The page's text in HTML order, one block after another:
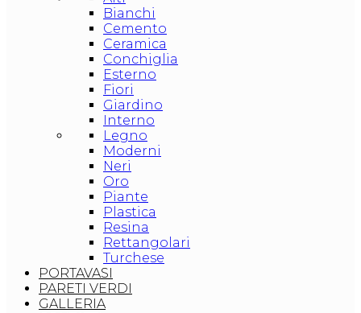
Bianchi
Cemento
Ceramica
Conchiglia
Esterno
Fiori
Giardino
Interno
Legno
Moderni
Neri
Oro
Piante
Plastica
Resina
Rettangolari
Turchese
PORTAVASI
PARETI VERDI
GALLERIA